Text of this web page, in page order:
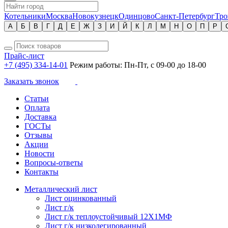
КотельникиМоскваНовокузнецкОдинцовоСанкт-Петербург
А Б В Г Д Е Ж З И Й К Л М Н О П Р
Прайс-лист
+7 (495) 334-14-01 Режим работы: Пн-Пт, с 09-00 до 18-00
Заказать звонок
Статьи
Оплата
Доставка
ГОСТы
Отзывы
Акции
Новости
Вопросы-ответы
Контакты
Металлический лист
Лист оцинкованный
Лист г/к
Лист г/к теплоустойчивый 12Х1МФ
Лист г/к низколегированный